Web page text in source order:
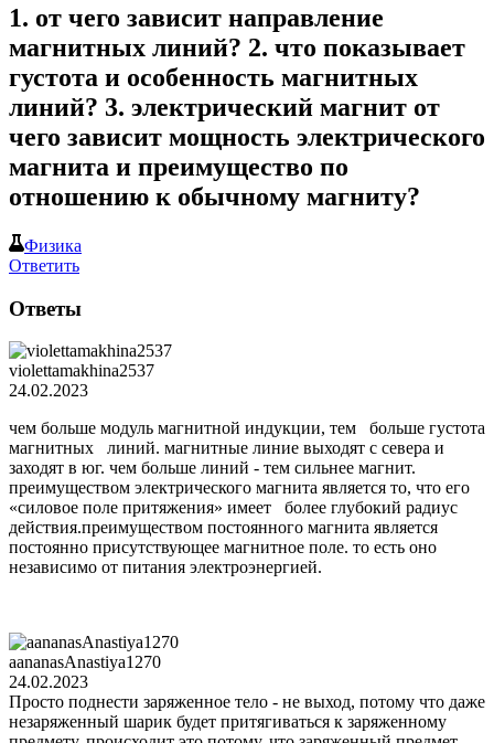
1. от чего зависит направление
магнитных линий? 2. что показывает
густота и особенность магнитных
линий? 3. электрический магнит от
чего зависит мощность электрического
магнита и преимущество по
отношению к обычному магниту?
Физика
Ответить
Ответы
violettamakhina2537
24.02.2023
чем больше модуль магнитной индукции, тем больше густота
магнитных линий. магнитные линие выходят с севера и
заходят в юг. чем больше линий - тем сильнее магнит.
преимуществом электрического магнита является то, что его
«силовое поле притяжения» имеет более глубокий радиус
действия.преимуществом постоянного магнита является
постоянно присутствующее магнитное поле. то есть оно
независимо от питания электроэнергией.
aananasAnastiya1270
24.02.2023
Просто поднести заряженное тело - не выход, потому что даже
незаряженный шарик будет притягиваться к заряженному